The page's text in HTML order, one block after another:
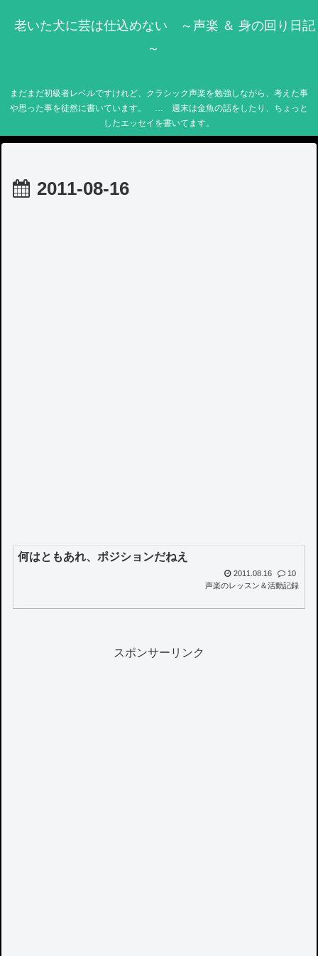
老いた犬に芸は仕込めない ～声楽 ＆ 身の回り日記
～
まだまだ初級者レベルですけれど、クラシック声楽を勉強しながら、考えた事
や思った事を徒然に書いています。 … 週末は金魚の話をしたり、ちょっと
したエッセイを書いてます。
2011-08-16
何はともあれ、ポジションだねえ
2011.08.16
10
声楽のレッスン＆活動記録
スポンサーリンク